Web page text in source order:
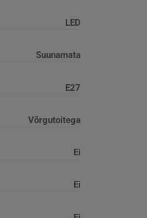
LED
Suunamata
E27
Võrgutoitega
Ei
Ei